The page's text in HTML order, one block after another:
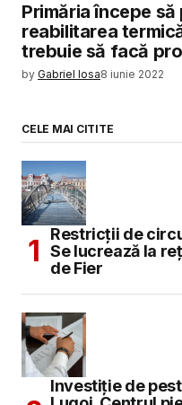
Primăria începe
reabilitarea
trebuie să facă
by Gabriel Iosa8 iunie 2022
CELE MAI CITITE
Restricții de
Se lucrează la
de Fier
Investiție de